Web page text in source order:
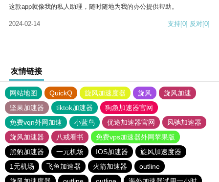
这款app就像我的私人助理，随时随地为我的办公提供帮助。
2024-02-14 支持[0] 反对[0]
友情链接
网站地图 QuickQ 旋风加速度器 旋风
旋风加速
坚果加速器
tiktok加速器
狗急加速器官网
免费vqn外网加速
小蓝鸟 优途加速器官网
风驰加速器
旋风加速器
八戒看书
免费vps加速器外网苹果版
黑豹加速器
一元机场 IOS加速器
旋风加速度器
1元机场
飞鱼加速器 火箭加速器
outline